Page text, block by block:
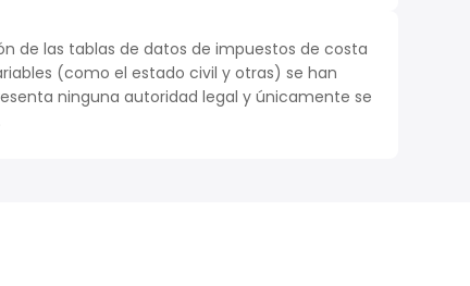
de las tablas de datos de impuestos de costa
(como el estado civil y otras) se han
ninguna autoridad legal y únicamente se